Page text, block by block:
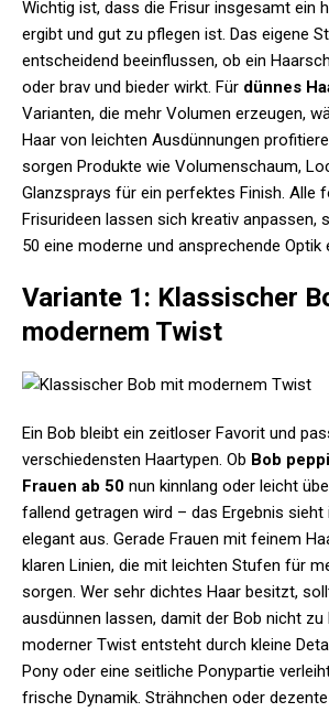
Wichtig ist, dass die Frisur insgesamt ein
ergibt und gut zu pflegen ist. Das eigene
entscheidend beeinflussen, ob ein
oder brav und bieder wirkt. Für dünnes
Varianten, die mehr Volumen erzeugen,
Haar von leichten Ausdünnungen
sorgen Produkte wie Volumenschaum,
Glanzsprays für ein perfektes Finish. Alle
Frisurideen lassen sich kreativ anpassen,
50 eine moderne und ansprechende Optik
Variante 1: Klassischer
modernem Twist
Ein Bob bleibt ein zeitloser Favorit und
verschiedensten Haartypen. Ob Bob
Frauen ab 50 nun kinnlang oder leicht
fallend getragen wird – das Ergebnis
elegant aus. Gerade Frauen mit feinem
klaren Linien, die mit leichten Stufen für
sorgen. Wer sehr dichtes Haar besitzt,
ausdünnen lassen, damit der Bob nicht zu
moderner Twist entsteht durch kleine
Pony oder eine seitliche Ponypartie
frische Dynamik. Strähnchen oder